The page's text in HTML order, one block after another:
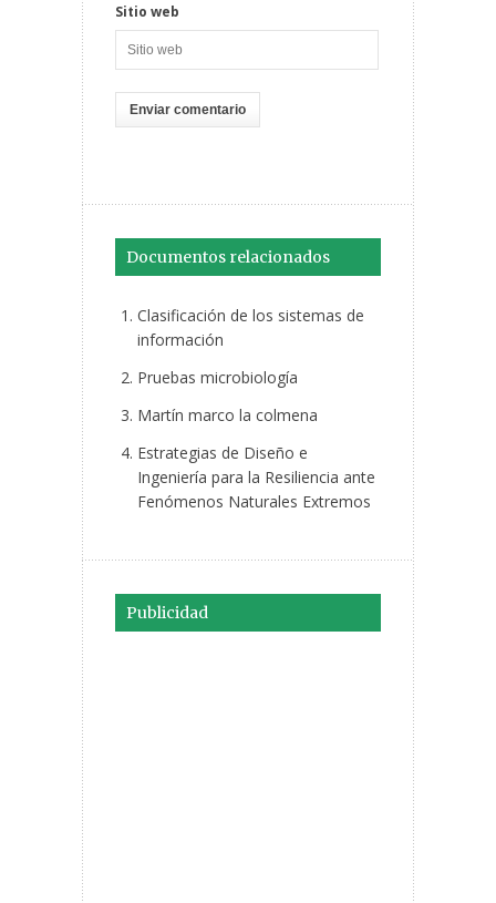
Sitio web
Documentos relacionados
Clasificación de los sistemas de
información
Pruebas microbiología
Martín marco la colmena
Estrategias de Diseño e
Ingeniería para la Resiliencia ante
Fenómenos Naturales Extremos
Publicidad